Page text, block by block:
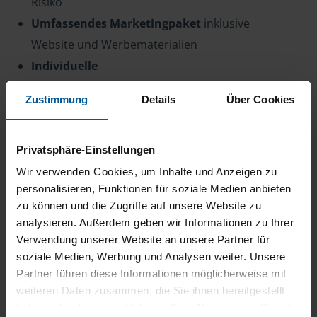
Zustimmung Details Über Cookies
Privatsphäre-Einstellungen
Wir verwenden Cookies, um Inhalte und Anzeigen zu
personalisieren, Funktionen für soziale Medien anbieten
zu können und die Zugriffe auf unsere Website zu
analysieren. Außerdem geben wir Informationen zu Ihrer
Verwendung unserer Website an unsere Partner für
soziale Medien, Werbung und Analysen weiter. Unsere
Partner führen diese Informationen möglicherweise mit
weiteren Daten zusammen, die Sie ihnen bereitgestellt
Umfassendes Marketingpaket inklusive
Website und Werbematerialien
Individuelle
stets auf dem neuesten Stand
Vorstellungenweiterentwickeln
Ihre Karriere. Ihre Freiheit. Ihre Zukunft – mit
der VLH!
Gestalten Sie Ihre Zukunft mit der VLH!
Bewerbung über den„Jetzt bewerben“-Button
oder gerne ankarriere@vlh.de .